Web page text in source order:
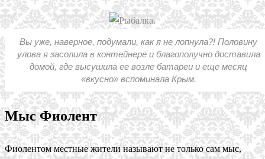
Вы уже, наверное, подумали, как я не лопнула?! Половину
улова я засолила в контейнере и благополучно доставила
домой, где высушила ее возле батареи и еще месяц
«вкусно» вспоминала Крым.
Мыс Фиолент
Фиолентом местные жители называют не только сам мыс,